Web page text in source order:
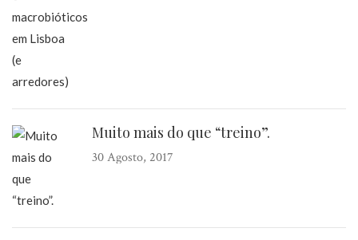
Muito mais do que “treino”.
30 Agosto, 2017